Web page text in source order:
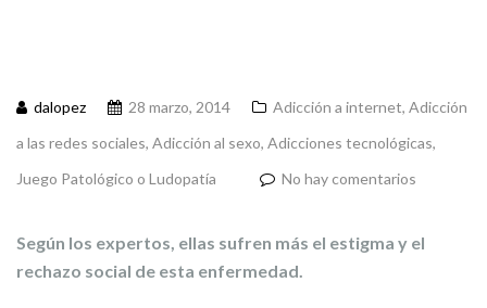
dalopez 28 marzo, 2014 Adicción a internet, Adicción
a las redes sociales, Adicción al sexo, Adicciones tecnológicas,
Juego Patológico o Ludopatía
No hay comentarios
Según los expertos, ellas sufren más el estigma y el
rechazo social de esta enfermedad.